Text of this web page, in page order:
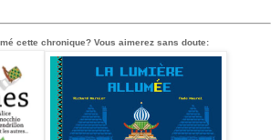
cette chronique? Vous aimerez sans doute: